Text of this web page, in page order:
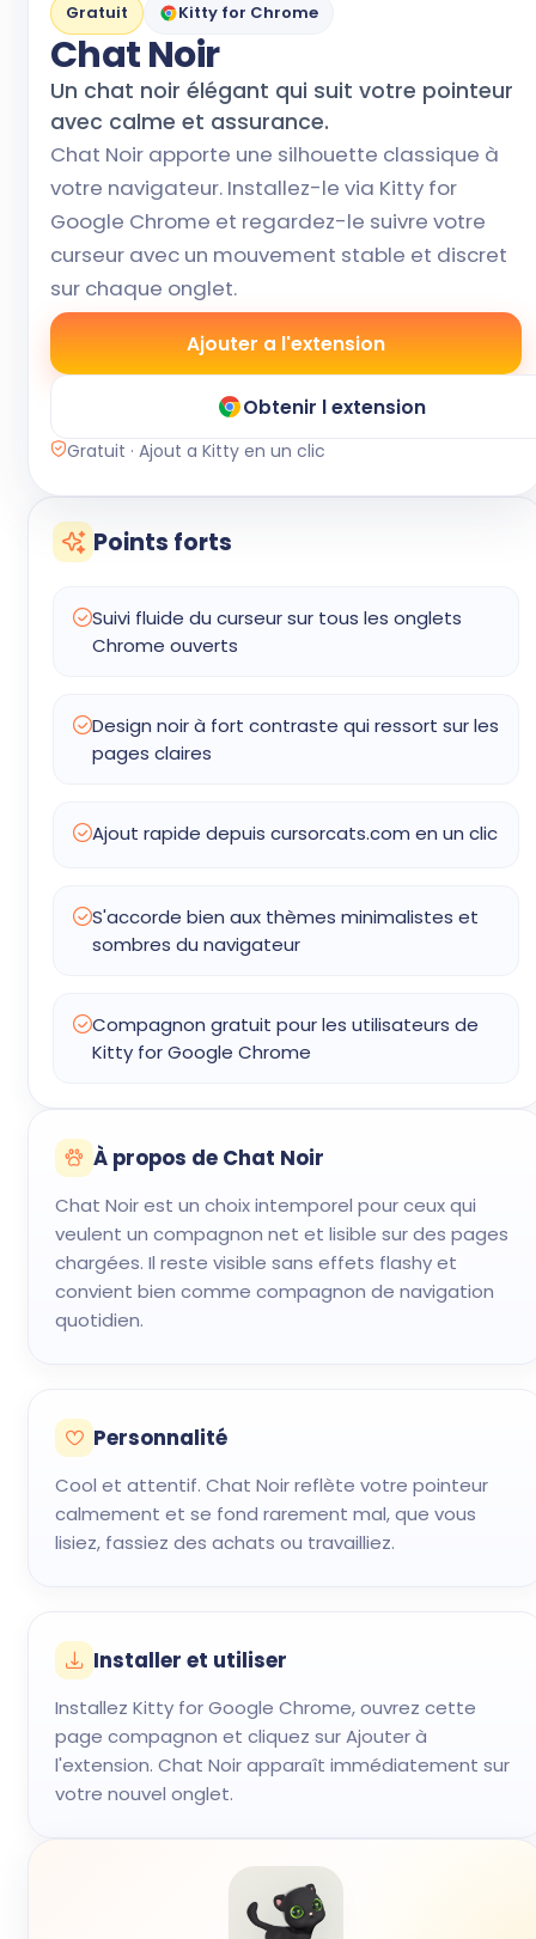
Gratuit Kitty for Chrome
Chat Noir
Un chat noir élégant qui suit votre pointeur
avec calme et assurance.
Chat Noir apporte une silhouette classique à
votre navigateur. Installez-le via Kitty for
Google Chrome et regardez-le suivre votre
curseur avec un mouvement stable et discret
sur chaque onglet.
Ajouter a l'extension
Obtenir l extension
Gratuit · Ajout a Kitty en un clic
Points forts
Suivi fluide du curseur sur tous les onglets
Chrome ouverts
Design noir à fort contraste qui ressort sur les
pages claires
Ajout rapide depuis cursorcats.com en un clic
S'accorde bien aux thèmes minimalistes et
sombres du navigateur
Compagnon gratuit pour les utilisateurs de
Kitty for Google Chrome
À propos de Chat Noir
Chat Noir est un choix intemporel pour ceux qui
veulent un compagnon net et lisible sur des pages
chargées. Il reste visible sans effets flashy et
convient bien comme compagnon de navigation
quotidien.
Personnalité
Cool et attentif. Chat Noir reflète votre pointeur
calmement et se fond rarement mal, que vous
lisiez, fassiez des achats ou travailliez.
Installer et utiliser
Installez Kitty for Google Chrome, ouvrez cette
page compagnon et cliquez sur Ajouter à
l'extension. Chat Noir apparaît immédiatement sur
votre nouvel onglet.